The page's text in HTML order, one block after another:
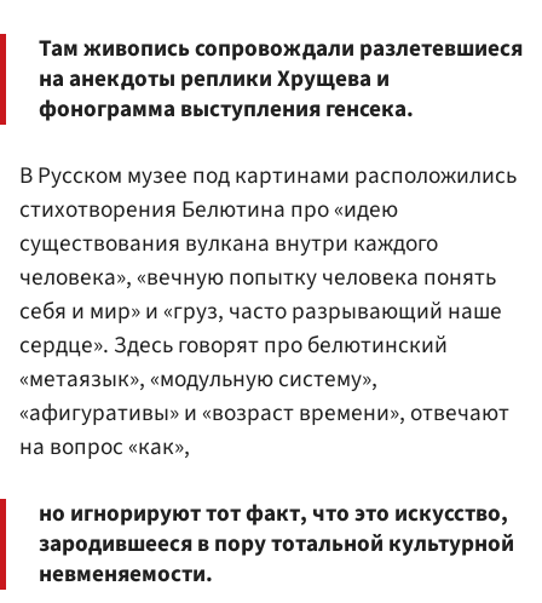
Там живопись сопровождали разлетевшиеся
на анекдоты реплики Хрущева и
фонограмма выступления генсека.
В Русском музее под картинами расположились
стихотворения Белютина про «идею
существования вулкана внутри каждого
человека», «вечную попытку человека понять
себя и мир» и «груз, часто разрывающий наше
сердце». Здесь говорят про белютинский
«метаязык», «модульную систему»,
«афигуративы» и «возраст времени», отвечают
на вопрос «как»,
но игнорируют тот факт, что это искусство,
зародившееся в пору тотальной культурной
невменяемости.